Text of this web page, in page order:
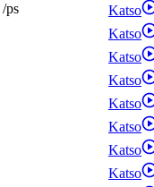
/ps
Katso
Katso
Katso
Katso
Katso
Katso
Katso
Katso